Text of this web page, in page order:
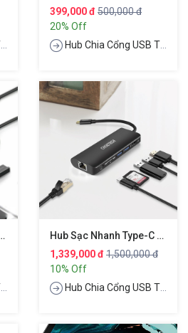
399,000 đ 500,000 đ
20% Off
Hub Chia Cổng USB Type-C
Watcth Hiệu Baseus Superlative Multifunctional
Hub Sạc Nhanh Type-C Chia Cổng Đa Năng 6 In 1 Hiệu CHOETECH M05
1,339,000 đ 1,500,000 đ
10% Off
Hub Chia Cổng USB Type-C